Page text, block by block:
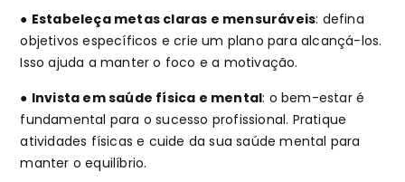
● Estabeleça metas claras e mensuráveis: defina
objetivos específicos e crie um plano para alcançá-los.
Isso ajuda a manter o foco e a motivação.
● Invista em saúde física e mental: o bem-estar é
fundamental para o sucesso profissional. Pratique
atividades físicas e cuide da sua saúde mental para
manter o equilíbrio.